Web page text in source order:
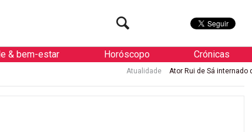
& bem-estar Horóscopo Crónicas
Ator Rui de Sá internado de urgência com